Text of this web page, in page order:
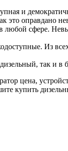
и
это оправдано
любой сфере.
Из
так и в
цена,
купить